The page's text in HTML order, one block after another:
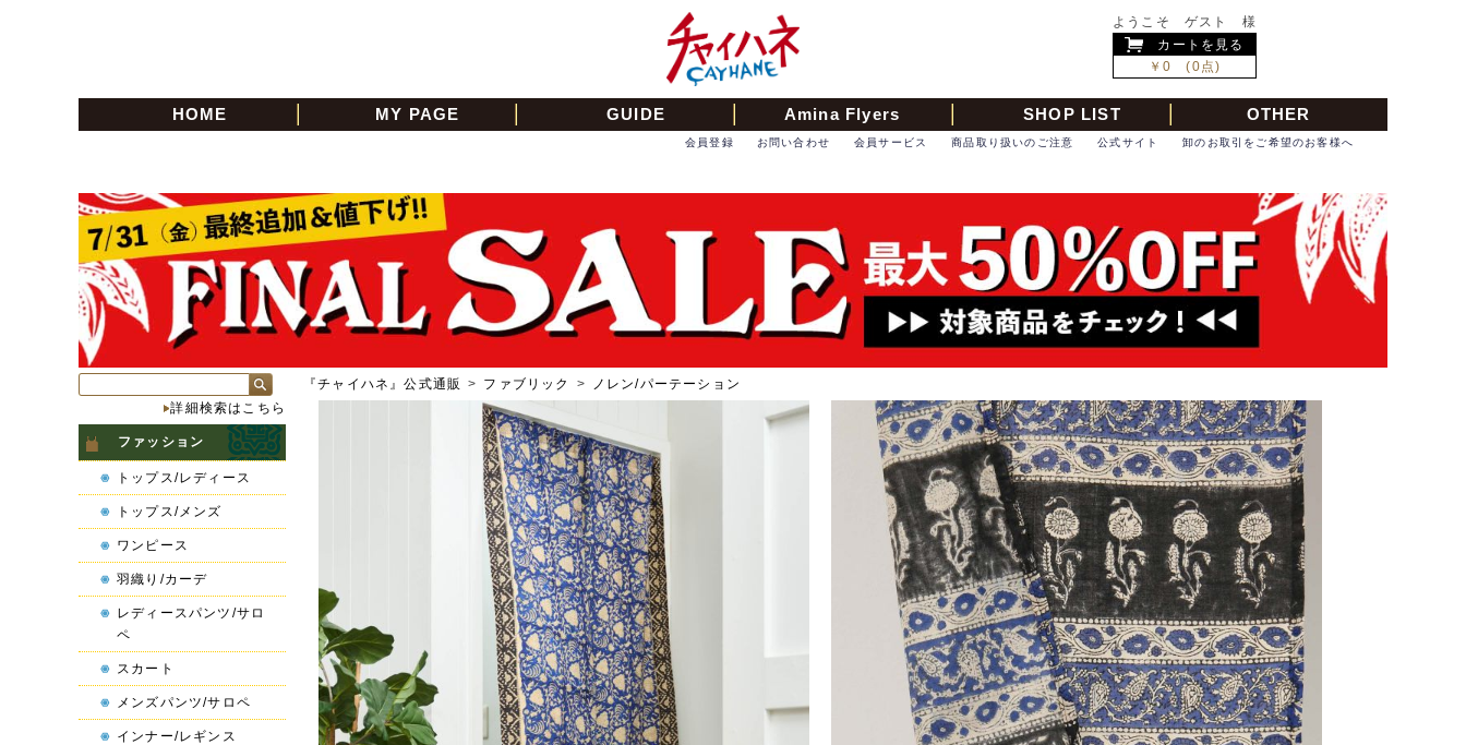
ようこそ ゲスト 様
カートを見る
￥0 (0点)
HOME MY PAGE GUIDE Amina Flyers SHOP LIST OTHER
卸のお取引をご希望のお客様へ
公式サイト
商品取り扱いのご注意
会員サービス
お問い合わせ
会員登録
『チャイハネ』公式通販 > ファブリック > ノレン/パーテーション
詳細検索はこちら
ファッション
トップス/レディース
トップス/メンズ
ワンピース
羽織り/カーデ
レディースパンツ/サロ
ペ
スカート
メンズパンツ/サロペ
インナー/レギンス